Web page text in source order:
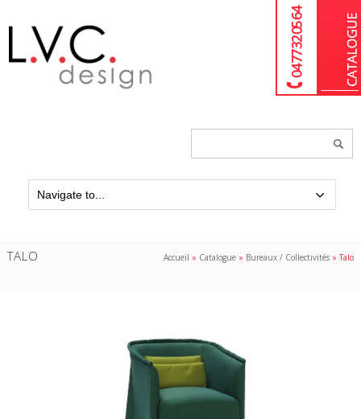
04 77 32 05 64
TALO Accueil » Catalogue » Bureaux / Collectivités »Talo